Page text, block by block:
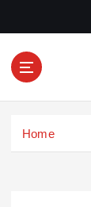
o
Home